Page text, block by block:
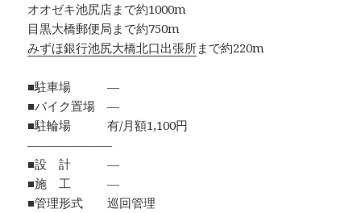
オオゼキ池尻店まで約1000m
目黒大橋郵便局まで約750m
みずほ銀行池尻大橋北口出張所まで約220m
■駐車場 ―
■バイク置場 ―
■駐輪場 有/月額1,100円
―――――――
■設 計 ―
■施 工 ―
■管理形式 巡回管理